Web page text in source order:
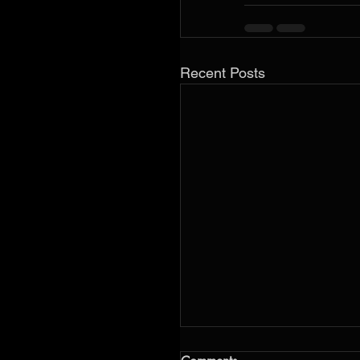
Recent Posts
Жоспарлы жұмыстар